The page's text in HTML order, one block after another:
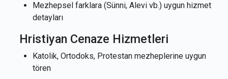
Mezhepsel farklara (Sünni, Alevi vb.) uygun hizmet
detayları
Hristiyan Cenaze Hizmetleri
Katolik, Ortodoks, Protestan mezheplerine uygun
tören